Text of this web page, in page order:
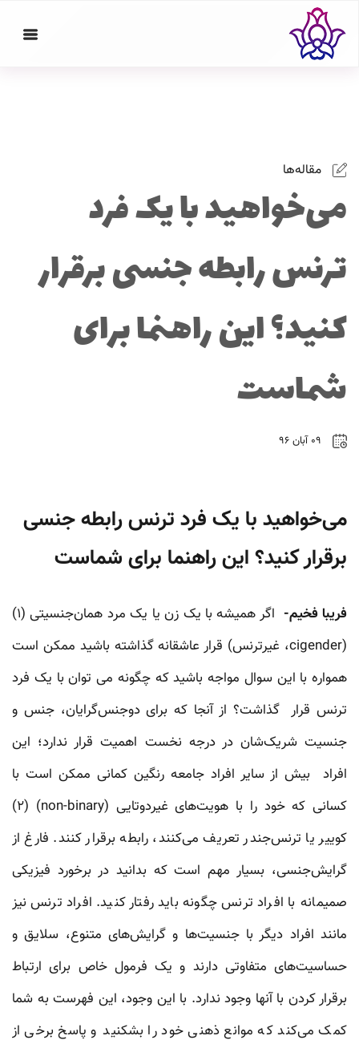
مقاله‌ها
می‌خواهید با یک فرد
ترنس رابطه جنسی برقرار
کنید؟ این راهنما برای
شماست
می‌خواهید با یک فرد ترنس رابطه جنسی
برقرار کنید؟ این راهنما برای شماست
فریبا فخیم-
اگر همیشه با یک زن یا یک مرد همان‌جنسیتی (۱)
(cigender، غیرترنس) قرار عاشقانه گذاشته باشید ممکن است
همواره با این سوال مواجه باشید که چگونه می توان با یک فرد
ترنس قرار گذاشت؟ از آنجا که برای دوجنس‌گرایان، جنس و
جنسیت شریک‌شان در درجه نخست اهمیت قرار ندارد؛ این
افراد بیش از سایر افراد جامعه رنگین کمانی ممکن است با
کسانی که خود را با هویت‌های غیردوتایی (non-binary) (۲)
کوییر یا ترنس‌جندر تعریف می‌کنند، رابطه برقرار کنند. فارغ از
گرایش‌جنسی، بسیار مهم است که بدانید در برخورد فیزیکی
صمیمانه با افراد ترنس‌ چگونه باید رفتار کنید. افراد ترنس نیز
مانند افراد دیگر با جنسیت‌ها و گرایش‌های متنوع، سلایق و
حساسیت‌های متفاوتی دارند و یک فرمول خاص برای ارتباط
برقرار کردن با آنها وجود ندارد. با این وجود، این فهرست به شما
کمک می‌کند که موانع ذهنی خود را بشکنید و پاسخ برخی از